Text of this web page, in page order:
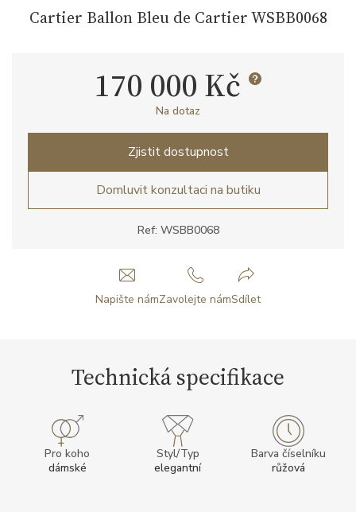
Cartier Ballon Bleu de Cartier WSBB0068
Ref: WSBB0068
170 000 Kč
Na dotaz
Zjistit dostupnost
Domluvit konzultaci na butiku
Napište námZavolejte námSdílet
Technická specifikace
Pro koho
dámské
Styl/Typ
elegantní
Barva číselníku
růžová